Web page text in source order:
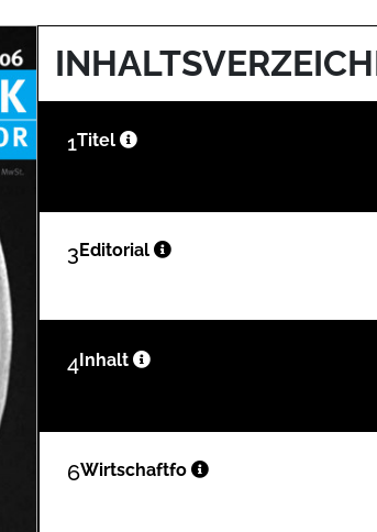
1Titel
3Editorial
4Inhalt
6Wirtschaftfo